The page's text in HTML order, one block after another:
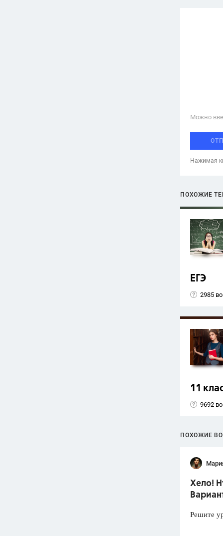
Можно
Нажимая
ПОХОЖИЕ
ЕГЭ
2985
11
9692
ПОХОЖИЕ
Хело!
Решите